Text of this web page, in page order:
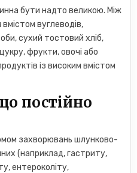
бути надто великою. Між
вуглеводів,
сухий тостовий хліб,
фрукти, овочі або
із високим вмістом
постійно
захворювань шлунково-
(наприклад, гастриту,
ентероколіту,